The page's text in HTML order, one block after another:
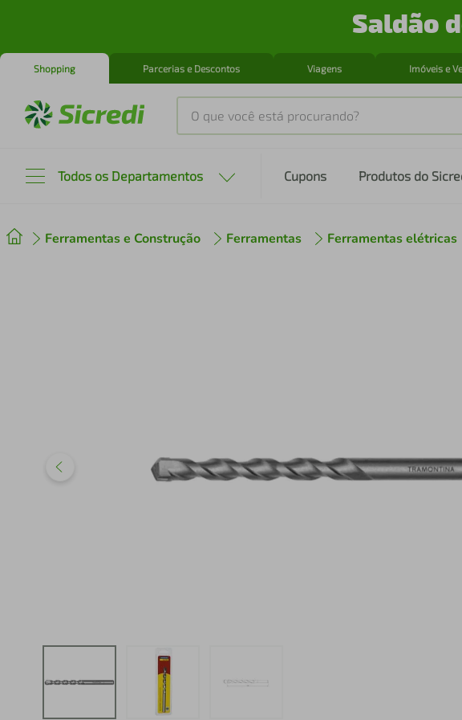
Saldão
Shopping Parcerias e Descontos Viagens Imóveis e
O que você está procurando?
Todos os Departamentos Cupons Produtos do
Ferramentas e Construção Ferramentas Ferramentas elétricas
2º cafeteira